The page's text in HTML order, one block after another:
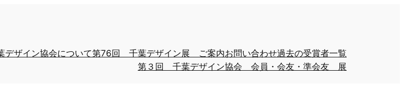
デザイン協会について第76回 千葉デザイン展 ご案内お問い合わせ過去の受賞者一覧
第３回 千葉デザイン協会 会員・会友・準会友 展